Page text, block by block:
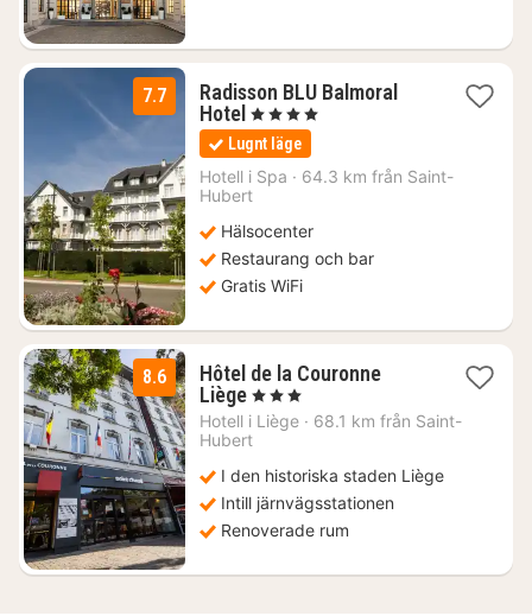
7.7
Radisson BLU Balmoral
Hotel 1
natt
från
1712
kr.
, 4 Stjärnor
Lugnt läge
Hotell i Spa · 64.3 km från Saint-
Hubert
Hälsocenter
Restaurang och bar
Gratis WiFi
8.6
Hôtel de la Couronne
Liège2
nätter
för
kr.
, 3 Stjärnor
Hotell i Liège · 68.1 km från Saint-
Hubert
I den historiska staden Liège
Intill järnvägsstationen
Renoverade rum